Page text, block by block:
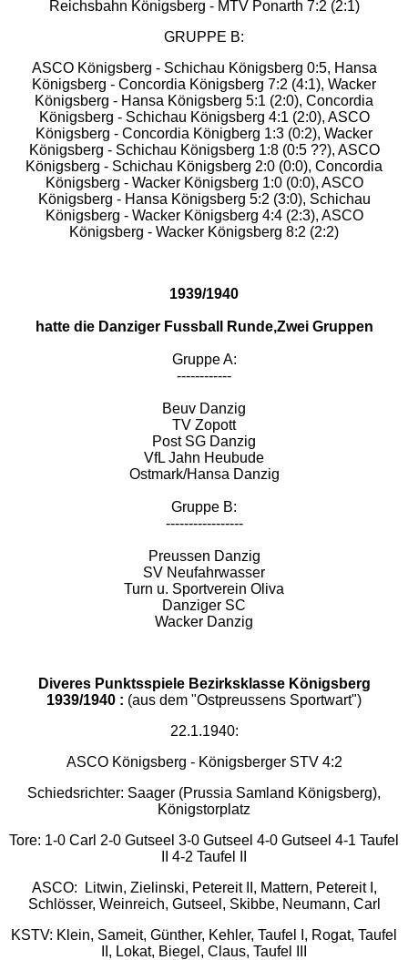
Reichsbahn Königsberg - MTV Ponarth 7:2 (2:1)
GRUPPE B:
ASCO Königsberg - Schichau Königsberg 0:5, Hansa
Königsberg - Concordia Königsberg 7:2 (4:1), Wacker
Königsberg - Hansa Königsberg 5:1 (2:0), Concordia
Königsberg - Schichau Königsberg 4:1 (2:0), ASCO
Königsberg - Concordia Königberg 1:3 (0:2), Wacker
Königsberg - Schichau Königsberg 1:8 (0:5 ??), ASCO
Königsberg - Schichau Königsberg 2:0 (0:0), Concordia
Königsberg - Wacker Königsberg 1:0 (0:0), ASCO
Königsberg - Hansa Königsberg 5:2 (3:0), Schichau
Königsberg - Wacker Königsberg 4:4 (2:3), ASCO
Königsberg - Wacker Königsberg 8:2 (2:2)
1939/1940
hatte die Danziger Fussball Runde,Zwei Gruppen
Gruppe A:
------------
Beuv Danzig
TV Zopott
Post SG Danzig
VfL Jahn Heubude
Ostmark/Hansa Danzig
Gruppe B:
-----------------
Preussen Danzig
SV Neufahrwasser
Turn u. Sportverein Oliva
Danziger SC
Wacker Danzig
Diveres Punktsspiele Bezirksklasse Königsberg
1939/1940 : (aus dem "Ostpreussens Sportwart")
22.1.1940:
ASCO Königsberg - Königsberger STV 4:2
Schiedsrichter: Saager (Prussia Samland Königsberg),
Königstorplatz
Tore: 1-0 Carl 2-0 Gutseel 3-0 Gutseel 4-0 Gutseel 4-1 Taufel
II 4-2 Taufel II
ASCO: Litwin, Zielinski, Petereit II, Mattern, Petereit I,
Schlösser, Weinreich, Gutseel, Skibbe, Neumann, Carl
KSTV: Klein, Sameit, Günther, Kehler, Taufel I, Rogat, Taufel
II, Lokat, Biegel, Claus, Taufel III